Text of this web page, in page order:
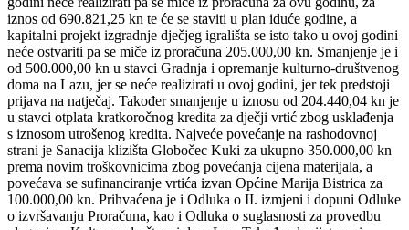
iznos od 690.821,25 kn te će se staviti u plan iduće godine, a
kapitalni projekt izgradnje dječjeg igrališta se isto tako u ovoj godini
neće ostvariti pa se miče iz proračuna 205.000,00 kn. Smanjenje je i
od 500.000,00 kn u stavci Gradnja i opremanje kulturno-društvenog
doma na Lazu, jer se neće realizirati u ovoj godini, jer tek predstoji
prijava na natječaj. Također smanjenje u iznosu od 204.440,04 kn je
u stavci otplata kratkoročnog kredita za dječji vrtić zbog usklađenja
s iznosom utrošenog kredita. Najveće povećanje na rashodovnoj
strani je Sanacija klizišta Globočec Kuki za ukupno 350.000,00 kn
prema novim troškovnicima zbog povećanja cijena materijala, a
povećava se sufinanciranje vrtića izvan Općine Marija Bistrica za
100.000,00 kn. Prihvaćena je i Odluka o II. izmjeni i dopuni Odluke
o izvršavanju Proračuna, kao i Odluka o suglasnosti za provedbu